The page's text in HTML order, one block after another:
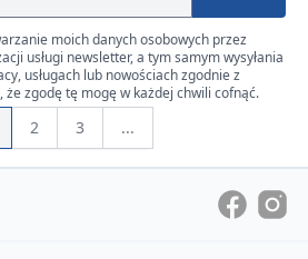
moich danych osobowych przez
usługi newsletter, a tym samym wysyłania
usługach lub nowościach zgodnie z
zgodę tę mogę w każdej chwili cofnąć.
2 3 ...